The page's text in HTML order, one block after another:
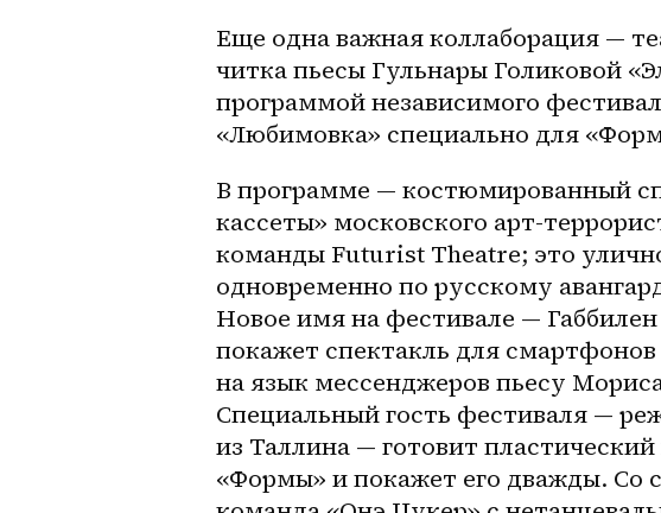
Еще одна важная коллаборация —
читка пьесы Гульнары Голиковой
программой независимого
«Любимовка» специально для
В программе — костюмированный
кассеты» московского арт-
команды Futurist Theatre; это
одновременно по русскому
Новое имя на фестивале —
покажет спектакль для смартфонов
на язык мессенджеров пьесу
Специальный гость фестиваля —
из Таллина — готовит
«Формы» и покажет его дважды. Со